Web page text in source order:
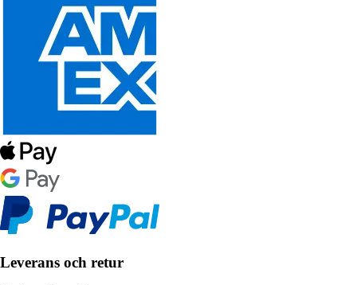
Leverans och retur